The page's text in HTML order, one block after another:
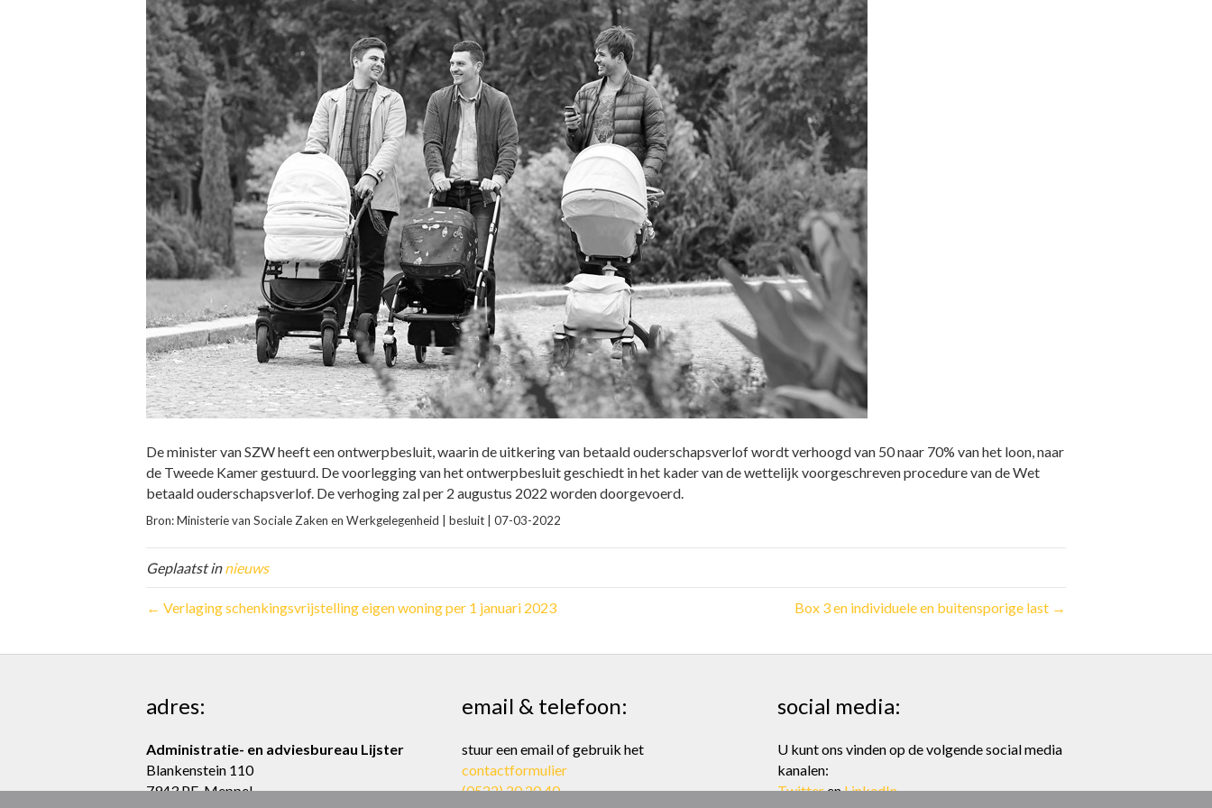
De minister van SZW heeft een ontwerpbesluit, waarin de uitkering van betaald ouderschapsverlof wordt verhoogd van 50 naar 70% van het loon, naar
de Tweede Kamer gestuurd. De voorlegging van het ontwerpbesluit geschiedt in het kader van de wettelijk voorgeschreven procedure van de Wet
betaald ouderschapsverlof. De verhoging zal per 2 augustus 2022 worden doorgevoerd.
Bron: Ministerie van Sociale Zaken en Werkgelegenheid | besluit | 07-03-2022
Geplaatst innieuws
← Verlaging schenkingsvrijstelling eigen woning per 1 januari 2023 Box 3 en individuele en buitensporige last →
adres:
Administratie- en adviesbureau Lijster
Blankenstein 110
7943 PE Meppel
email & telefoon:
stuur een email of gebruik het
contactformulier
(0522) 20 20 40
social media:
U kunt ons vinden op de volgende social media
kanalen:
TwitterenLinkedIn